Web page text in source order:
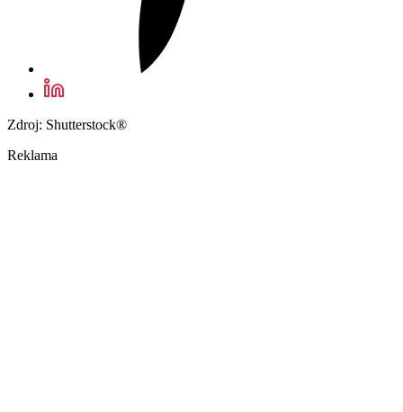
Zdroj: Shutterstock®
Reklama